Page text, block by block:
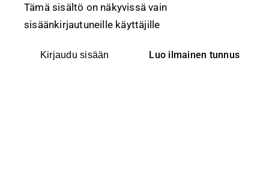
Tämä sisältö on näkyvissä vain
sisäänkirjautuneille käyttäjille
Kirjaudu sisään Luo ilmainen tunnus